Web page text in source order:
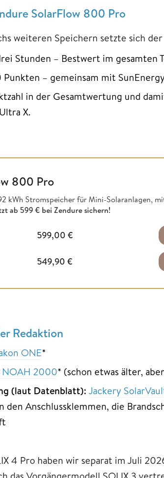
SolarFlow 800 Pro
weiteren Speichern setzte sich
Stunden – Bestwert im gesamten
Punkten – gemeinsam mit
in der Gesamtwertung und
X.
800 Pro
kWh Stromspeicher für Mini-Solaranlagen,
ab 599 € bei Zendure sichern!
599,00€
549,90€
Redaktion
ONE*
2000* (schon etwas älter,
(laut Datenblatt): Jackery
den Anschlussklemmen, die
4 Pro haben wir separat im Juli